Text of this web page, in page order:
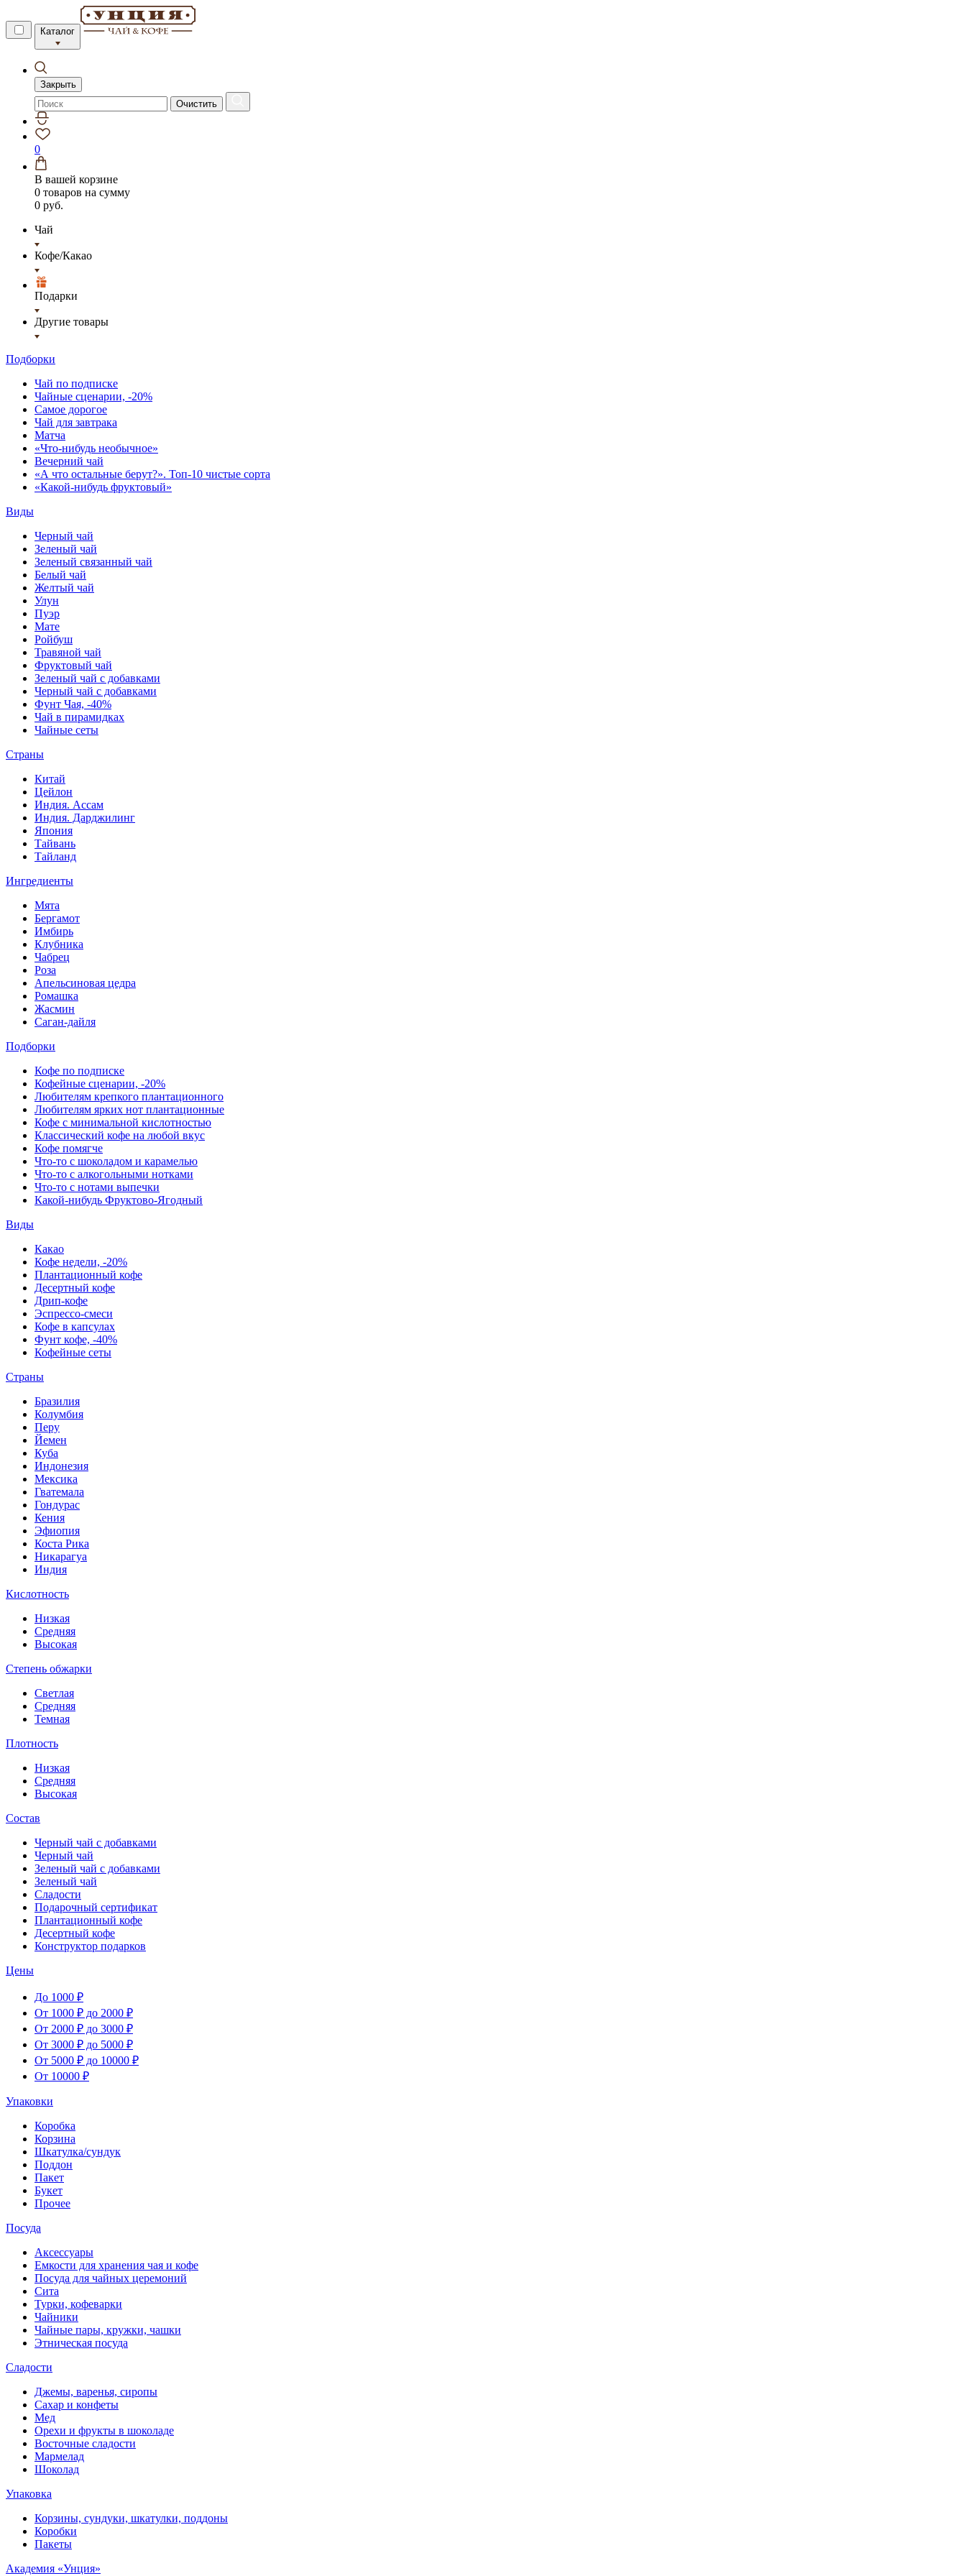
Каталог
Закрыть
Очистить
0
В вашей корзине
0 товаров на сумму
0 руб.
Чай
Кофе/Какао
Подарки
Другие товары
Подборки
Чай по подписке
Чайные сценарии, -20%
Самое дорогое
Чай для завтрака
Матча
«Что-нибудь необычное»
Вечерний чай
«А что остальные берут?». Топ-10 чистые сорта
«Какой-нибудь фруктовый»
Виды
Черный чай
Зеленый чай
Зеленый связанный чай
Белый чай
Желтый чай
Улун
Пуэр
Мате
Ройбуш
Травяной чай
Фруктовый чай
Зеленый чай с добавками
Черный чай с добавками
Фунт Чая, -40%
Чай в пирамидках
Чайные сеты
Страны
Китай
Цейлон
Индия. Ассам
Индия. Дарджилинг
Япония
Тайвань
Тайланд
Ингредиенты
Мята
Бергамот
Имбирь
Клубника
Чабрец
Роза
Апельсиновая цедра
Ромашка
Жасмин
Саган-дайля
Подборки
Кофе по подписке
Кофейные сценарии, -20%
Любителям крепкого плантационного
Любителям ярких нот плантационные
Кофе с минимальной кислотностью
Классический кофе на любой вкус
Кофе помягче
Что-то с шоколадом и карамелью
Что-то с алкогольными нотками
Что-то с нотами выпечки
Какой-нибудь Фруктово-Ягодный
Виды
Какао
Кофе недели, -20%
Плантационный кофе
Десертный кофе
Дрип-кофе
Эспрессо-смеси
Кофе в капсулах
Фунт кофе, -40%
Кофейные сеты
Страны
Бразилия
Колумбия
Перу
Йемен
Куба
Индонезия
Мексика
Гватемала
Гондурас
Кения
Эфиопия
Коста Рика
Никарагуа
Индия
Кислотность
Низкая
Средняя
Высокая
Степень обжарки
Светлая
Средняя
Темная
Плотность
Низкая
Средняя
Высокая
Состав
Черный чай с добавками
Черный чай
Зеленый чай с добавками
Зеленый чай
Сладости
Подарочный сертификат
Плантационный кофе
Десертный кофе
Конструктор подарков
Цены
До 1000 ₽
От 1000 ₽ до 2000 ₽
От 2000 ₽ до 3000 ₽
От 3000 ₽ до 5000 ₽
От 5000 ₽ до 10000 ₽
От 10000 ₽
Упаковки
Коробка
Корзина
Шкатулка/сундук
Поддон
Пакет
Букет
Прочее
Посуда
Аксессуары
Емкости для хранения чая и кофе
Посуда для чайных церемоний
Сита
Турки, кофеварки
Чайники
Чайные пары, кружки, чашки
Этническая посуда
Сладости
Джемы, варенья, сиропы
Сахар и конфеты
Мед
Орехи и фрукты в шоколаде
Восточные сладости
Мармелад
Шоколад
Упаковка
Корзины, сундуки, шкатулки, поддоны
Коробки
Пакеты
Академия «Унция»